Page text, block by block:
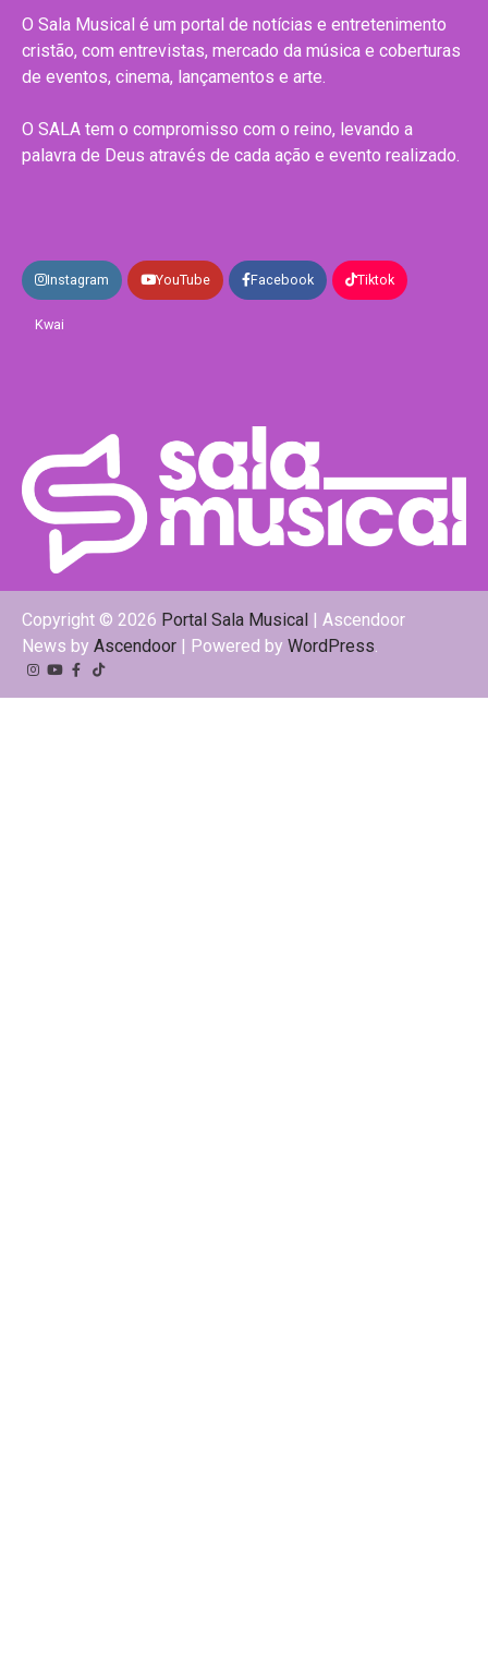
O Sala Musical é um portal de notícias e entretenimento
cristão, com entrevistas, mercado da música e coberturas
de eventos, cinema, lançamentos e arte.
O SALA tem o compromisso com o reino, levando a
palavra de Deus através de cada ação e evento realizado.
Instagram YouTube Facebook Tiktok
Kwai
Copyright © 2026 Portal Sala Musical | Ascendoor
News by Ascendoor | Powered by WordPress.
Instagram
YouTube
Facebook
Tiktok